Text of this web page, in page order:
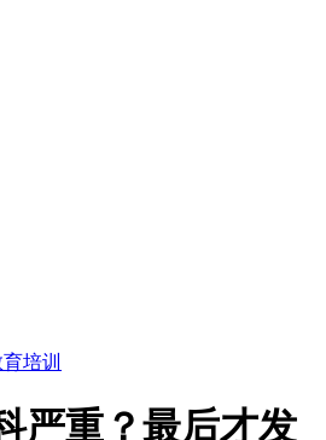
培训
严重？最后才发